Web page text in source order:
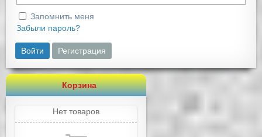
Запомнить меня
Забыли пароль?
Войти Регистрация
Корзина
Нет товаров